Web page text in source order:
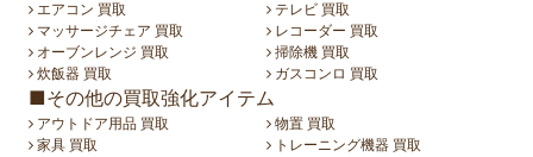
エアコン 買取
テレビ 買取
マッサージチェア 買取
レコーダー 買取
オーブンレンジ 買取
掃除機 買取
炊飯器 買取
ガスコンロ 買取
■その他の買取強化アイテム
アウトドア用品 買取
物置 買取
家具 買取
トレーニング機器 買取